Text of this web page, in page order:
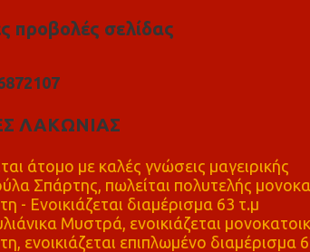
προβολές σελίδας
872107
ΛΑΚΩΝΙΑΣ
άτομο με καλές γνώσεις μαγειρικής
Σπάρτης, πωλείται πολυτελής
- Ενοικιάζεται διαμέρισμα 63 τ.μ
Μυστρά, ενοικιάζεται
ενοικιάζεται επιπλωμένο διαμέρισμα